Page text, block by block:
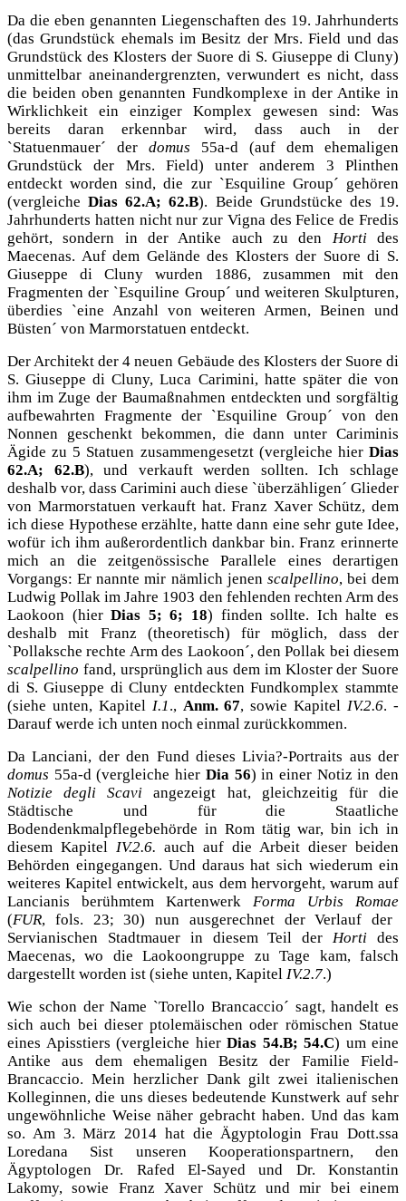
Da die eben genannten Liegenschaften des 19. Jahrhunderts
(das Grundstück ehemals im Besitz der Mrs. Field und das
Grundstück des Klosters der Suore di S. Giuseppe di Cluny)
unmittelbar aneinandergrenzten, verwundert es nicht, dass
die beiden oben genannten Fundkomplexe in der Antike in
Wirklichkeit ein einziger Komplex gewesen sind: Was
bereits daran erkennbar wird, dass auch in der
`Statuenmauer´ der domus 55a-d (auf dem ehemaligen
Grundstück der Mrs. Field) unter anderem 3 Plinthen
entdeckt worden sind, die zur `Esquiline Group´ gehören
(vergleicheDias 62.A; 62.B). Beide Grundstücke des 19.
Jahrhunderts hatten nicht nur zur Vigna des Felice de Fredis
gehört, sondern in der Antike auch zu den Horti des
Maecenas. Auf dem Gelände des Klosters der Suore di S.
Giuseppe di Cluny wurden 1886, zusammen mit den
Fragmenten der `Esquiline Group´ und weiteren Skulpturen,
überdies `eine Anzahl von weiteren Armen, Beinen und
Büsten´ von Marmorstatuen entdeckt.
Der Architekt der 4 neuen Gebäude des Klosters der Suore di
S. Giuseppe di Cluny, Luca Carimini, hatte später die von
ihm im Zuge der Baumaßnahmen entdeckten und sorgfältig
aufbewahrten Fragmente der `Esquiline Group´ von den
Nonnen geschenkt bekommen, die dann unter Cariminis
Ägide zu 5 Statuen zusammengesetzt (vergleiche hier Dias
62.A; 62.B), und verkauft werden sollten. Ich schlage
deshalb vor, dass Carimini auch diese `überzähligen´ Glieder
von Marmorstatuen verkauft hat. Franz Xaver Schütz, dem
ich diese Hypothese erzählte, hatte dann eine sehr gute Idee,
wofür ich ihm außerordentlich dankbar bin. Franz erinnerte
mich an die zeitgenössische Parallele eines derartigen
Vorgangs: Er nannte mir nämlich jenen scalpellino, bei dem
Ludwig Pollak im Jahre 1903 den fehlenden rechten Arm des
Laokoon (hierDias 5; 6; 18) finden sollte. Ich halte es
deshalb mit Franz (theoretisch) für möglich, dass der
`Pollaksche rechte Arm des Laokoon´, den Pollak bei diesem
scalpellino fand, ursprünglich aus dem im Kloster der Suore
di S. Giuseppe di Cluny entdeckten Fundkomplex stammte
(siehe unten, Kapitel I.1., Anm. 67, sowie KapitelIV.2.6. -
Darauf werde ich unten noch einmal zurückkommen.
Da Lanciani, der den Fund dieses Livia?-Portraits aus der
domus 55a-d (vergleiche hier Dia 56) in einer Notiz in den
Notizie degli Scavi angezeigt hat, gleichzeitig für die
Städtische und für die Staatliche
Bodendenkmalpflegebehörde in Rom tätig war, bin ich in
diesem Kapitel IV.2.6. auch auf die Arbeit dieser beiden
Behörden eingegangen. Und daraus hat sich wiederum ein
weiteres Kapitel entwickelt, aus dem hervorgeht, warum auf
Lancianis berühmtem Kartenwerk Forma Urbis Romae
(FUR, fols. 23; 30) nun ausgerechnet der Verlauf der
Servianischen Stadtmauer in diesem Teil derHorti des
Maecenas, wo die Laokoongruppe zu Tage kam, falsch
dargestellt worden ist (siehe unten, Kapitel IV.2.7.)
Wie schon der Name `Torello Brancaccio´ sagt, handelt es
sich auch bei dieser ptolemäischen oder römischen Statue
eines Apisstiers (vergleiche hier Dias 54.B; 54.C) um eine
Antike aus dem ehemaligen Besitz der Familie Field-
Brancaccio. Mein herzlicher Dank gilt zwei italienischen
Kolleginnen, die uns dieses bedeutende Kunstwerk auf sehr
ungewöhnliche Weise näher gebracht haben. Und das kam
so. Am 3. März 2014 hat die Ägyptologin Frau Dott.ssa
Loredana Sist unseren Kooperationspartnern, den
Ägyptologen Dr. Rafed El-Sayed und Dr. Konstantin
Lakomy, sowie Franz Xaver Schütz und mir bei einem